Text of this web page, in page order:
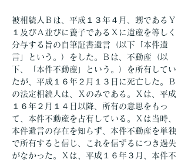
被相続人Ｂは、平成１３年４月、甥であるＹ
１及びＡ並びに養子であるＸに遺産を等しく
分与する旨の自筆証書遺言（以下「本件遺
言」という。）をした。Ｂは、不動産（以
下、「本件不動産」という。）を所有してい
たが、平成１６年２月１３日に死亡した。Ｂ
の法定相続人は、Ｘのみである。Ｘは、平成
１６年２月１４日以降、所有の意思をもっ
て、本件不動産を占有している。Ｘは当時、
本件遺言の存在を知らず、本件不動産を単独
で所有すると信じ、これを信ずるにつき過失
がなかった。Ｘは、平成１６年３月、本件不